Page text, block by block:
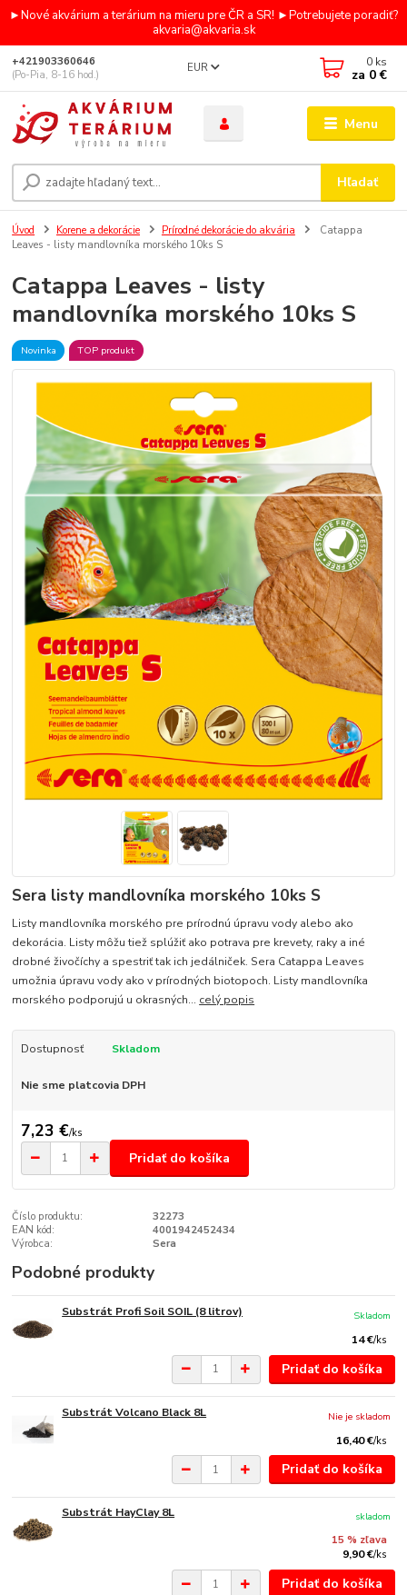
►Nové akvárium a terárium na mieru pre ČR a SR! ►Potrebujete poradiť?
akvaria@akvaria.sk
Menu
EUR
Hľadať
+421903360646
(Po-Pia, 8-16 hod.)
0 ks
za 0 €
Úvod Korene a dekorácie Prírodné dekorácie do akvária
Catappa
Leaves - listy mandlovníka morského 10ks S
Catappa Leaves - listy
mandlovníka morského 10ks S
Novinka TOP produkt
Sera listy mandlovníka morského 10ks S
Listy mandlovníka morského pre prírodnú úpravu vody alebo ako
dekorácia. Listy môžu tiež splúžiť ako potrava pre krevety, raky a iné
drobné živočíchy a spestriť tak ich jedálniček. Sera Catappa Leaves
umožnia úpravu vody ako v prírodných biotopoch. Listy mandlovníka
morského podporujú u okrasných... celý popis
Dostupnosť Skladom
Nie sme platcovia DPH
7,23 €/ks
Pridať do košíka
Číslo produktu:
32273
EAN kód:
4001942452434
Výrobca:
Sera
Podobné produkty
Substrát Profi Soil SOIL (8 litrov)
14 €/ks
Skladom
Pridať do košíka
Substrát Volcano Black 8L
16,40 €/ks
Nie je skladom
Pridať do košíka
Substrát HayClay 8L
15 % zľava
9,90 €/ks
skladom
Pridať do košíka